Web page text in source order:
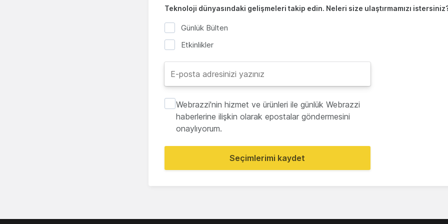
Teknoloji dünyasındaki gelişmeleri takip edin. Neleri size ulaştırmamızı
Günlük Bülten
Etkinlikler
Webrazzi'nin hizmet ve ürünleri ile günlük Webrazzi
haberlerine ilişkin olarak epostalar göndermesini
onaylıyorum.
Seçimlerimi kaydet